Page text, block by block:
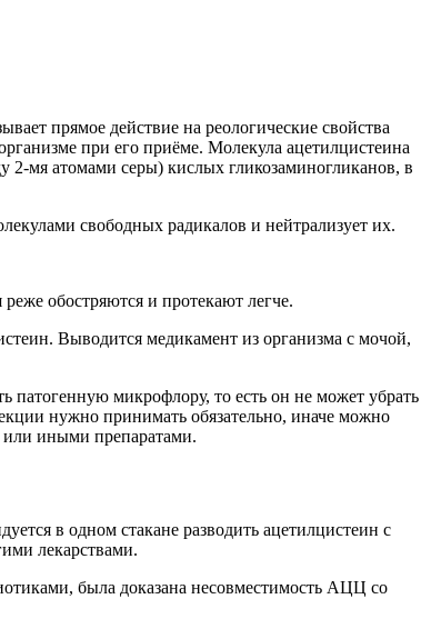
прямое действие на реологические свойства
при его приёме. Молекула ацетилцистеина
2-мя атомами серы) кислых гликозаминогликанов, в
свободных радикалов и нейтрализует их.
обостряются и протекают легче.
Выводится медикамент из организма с мочой,
микрофлору, то есть он не может убрать
нужно принимать обязательно, иначе можно
или иными препаратами.
в одном стакане разводить ацетилцистеин с
лекарствами.
была доказана несовместимость АЦЦ со